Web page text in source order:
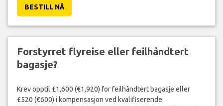
BESTILL NÅ
Forstyrret flyreise eller feilhåndtert
bagasje?
Krev opptil £1,600 (€1,920) for feilhåndtert bagasje eller
£520 (€600) i kompensasjon ved kvalifiserende